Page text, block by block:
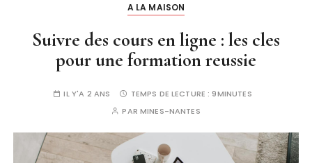
A LA MAISON
Suivre des cours en ligne : les cles
pour une formation reussie
IL Y'A 2 ANS TEMPS DE LECTURE : 9MINUTES
PAR MINES-NANTES